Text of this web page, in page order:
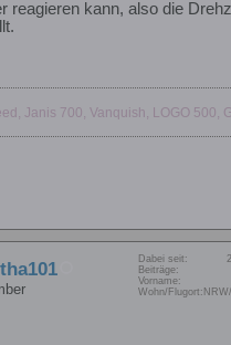
reagieren kann, also die
Janis 700, Vanquish, LOGO 500,
Dabei seit:
Beiträge:
Vorname:
Wohn/Flugort: